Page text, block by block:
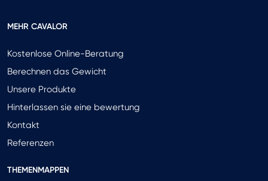
MEHR CAVALOR
Kostenlose Online-Beratung
Berechnen das Gewicht
Unsere Produkte
Hinterlassen sie eine bewertung
Kontakt
Referenzen
THEMENMAPPEN